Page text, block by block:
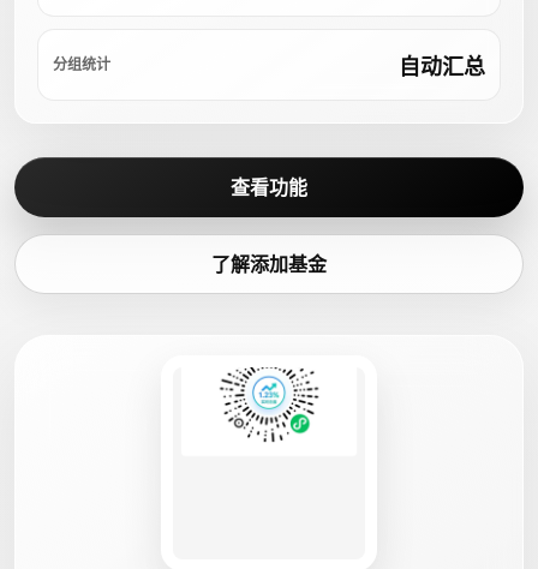
分组统计 自动汇总
查看功能
了解添加基金